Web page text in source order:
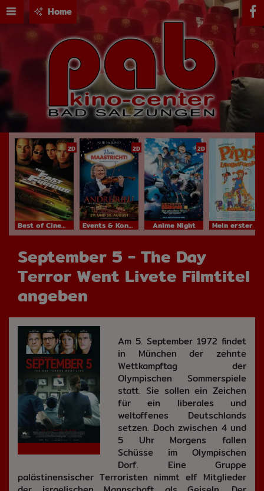
Home
2D
Best of Cinema
2D
Events & Konzerte
2D
Anime Night
September 5 - The Day
Terror Went Livete Filmtitel
angeben
Am 5. September 1972 findet
in München der zehnte
Wettkampftag der
Olympischen Sommerspiele
statt. Sie sollen ein Zeichen
für ein liberales und
weltoffenes Deutschlands
setzen. Doch zwischen 4 und
5 Uhr Morgens fallen
Schüsse im Olympischen
Dorf. Eine Gruppe
palästinensischer Terroristen nimmt elf Mitglieder